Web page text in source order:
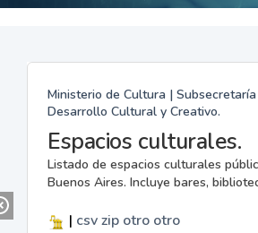
Ministerio de Cultura |
Desarrollo Cultural y Creativo.
Espacios culturales.
Listado de espacios culturales
Buenos Aires. Incluye bares,
| csvzip otro otro